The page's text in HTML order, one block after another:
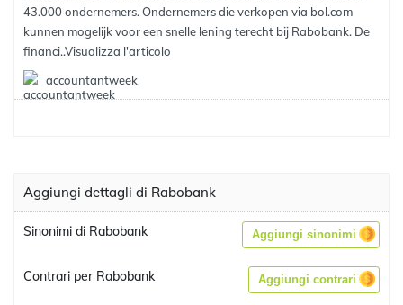
43.000 ondernemers. Ondernemers die verkopen via bol.com
kunnen mogelijk voor een snelle lening terecht bij Rabobank. De
financi..Visualizza l'articolo
accountantweek
Aggiungi dettagli di Rabobank
Sinonimi di Rabobank Aggiungi sinonimi
Contrari per Rabobank Aggiungi contrari